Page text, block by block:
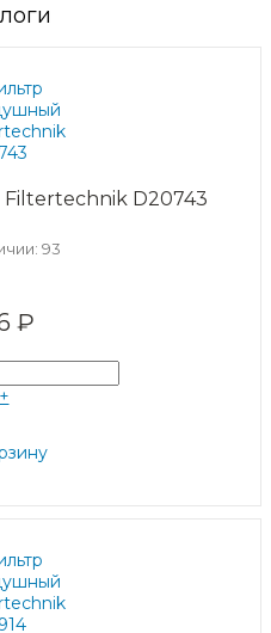
D20743
93
₽
+